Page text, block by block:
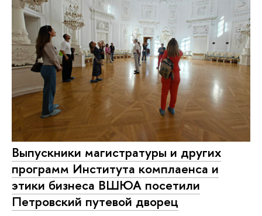
Выпускники магистратуры и других
программ Института комплаенса и
этики бизнеса ВШЮА посетили
Петровский путевой дворец